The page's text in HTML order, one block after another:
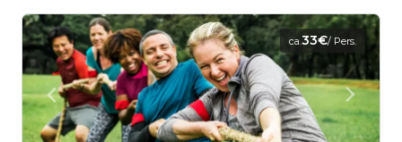
ca.33€/ Pers.